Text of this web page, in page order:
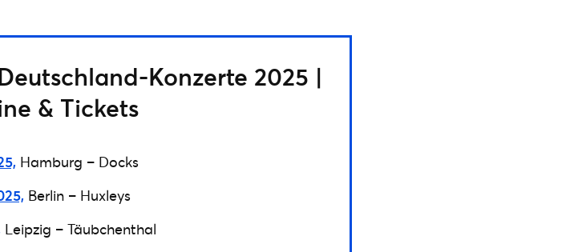
Konzerte 2025 |
& Tickets
Hamburg – Docks
Berlin – Huxleys
Leipzig – Täubchenthal